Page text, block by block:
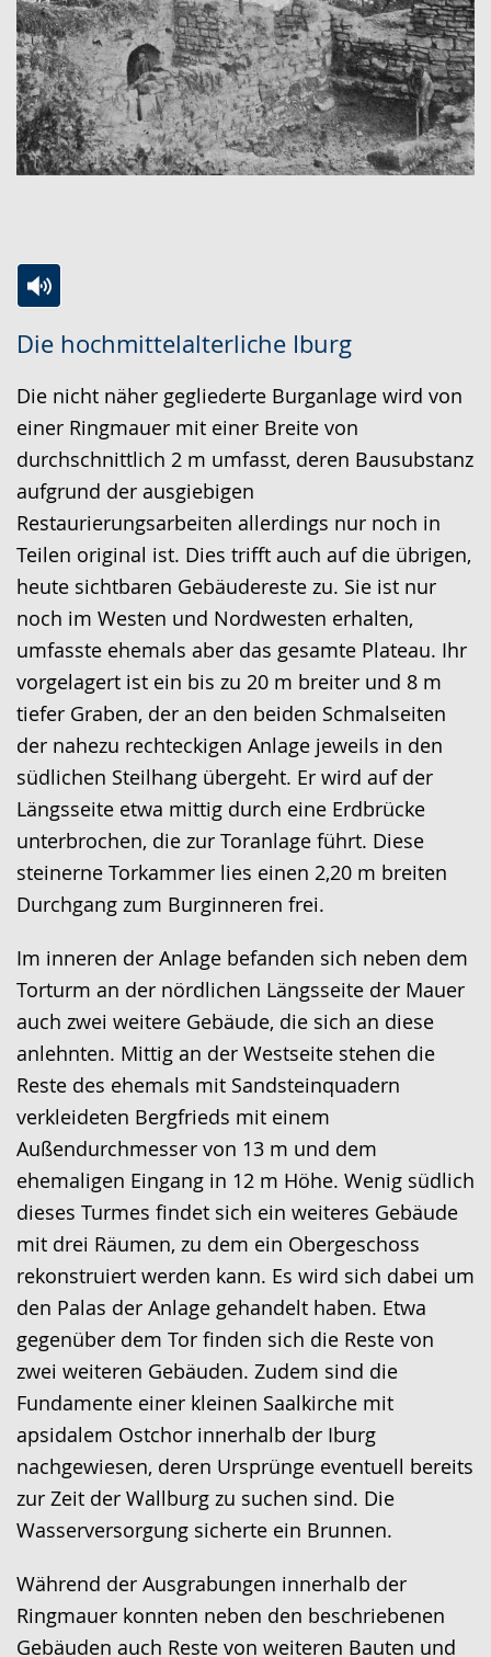
Die hochmittelalterliche Iburg
Leichten
Sprache
wechseln.
Audio-
Unterstützung.
Video
in
Deutscher
Gebärdensprache
wird
angezeigt.
Die nicht näher gegliederte Burganlage wird von
einer Ringmauer mit einer Breite von
durchschnittlich 2 m umfasst, deren Bausubstanz
aufgrund der ausgiebigen
Restaurierungsarbeiten allerdings nur noch in
Teilen original ist. Dies trifft auch auf die übrigen,
heute sichtbaren Gebäudereste zu. Sie ist nur
noch im Westen und Nordwesten erhalten,
umfasste ehemals aber das gesamte Plateau. Ihr
vorgelagert ist ein bis zu 20 m breiter und 8 m
tiefer Graben, der an den beiden Schmalseiten
der nahezu rechteckigen Anlage jeweils in den
südlichen Steilhang übergeht. Er wird auf der
Längsseite etwa mittig durch eine Erdbrücke
unterbrochen, die zur Toranlage führt. Diese
steinerne Torkammer lies einen 2,20 m breiten
Durchgang zum Burginneren frei.
Im inneren der Anlage befanden sich neben dem
Torturm an der nördlichen Längsseite der Mauer
auch zwei weitere Gebäude, die sich an diese
anlehnten. Mittig an der Westseite stehen die
Reste des ehemals mit Sandsteinquadern
verkleideten Bergfrieds mit einem
Außendurchmesser von 13 m und dem
ehemaligen Eingang in 12 m Höhe. Wenig südlich
dieses Turmes findet sich ein weiteres Gebäude
mit drei Räumen, zu dem ein Obergeschoss
rekonstruiert werden kann. Es wird sich dabei um
den Palas der Anlage gehandelt haben. Etwa
gegenüber dem Tor finden sich die Reste von
zwei weiteren Gebäuden. Zudem sind die
Fundamente einer kleinen Saalkirche mit
apsidalem Ostchor innerhalb der Iburg
nachgewiesen, deren Ursprünge eventuell bereits
zur Zeit der Wallburg zu suchen sind. Die
Wasserversorgung sicherte ein Brunnen.
Während der Ausgrabungen innerhalb der
Ringmauer konnten neben den beschriebenen
Gebäuden auch Reste von weiteren Bauten und